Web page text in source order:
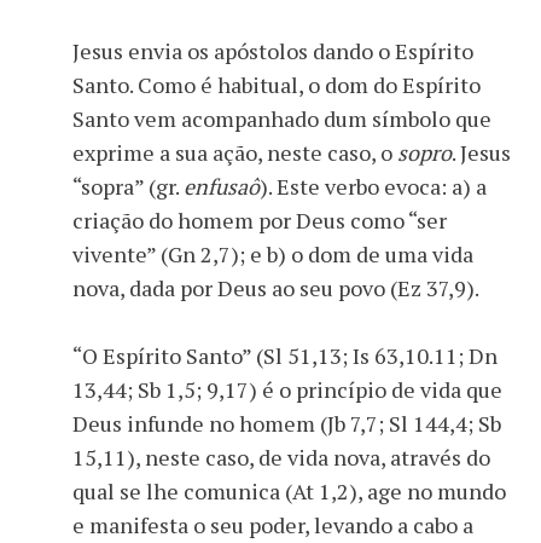
Jesus envia os apóstolos dando o Espírito
Santo. Como é habitual, o dom do Espírito
Santo vem acompanhado dum símbolo que
exprime a sua ação, neste caso, o sopro. Jesus
“sopra” (gr. enfusaô). Este verbo evoca: a) a
criação do homem por Deus como “ser
vivente” (Gn 2,7); e b) o dom de uma vida
nova, dada por Deus ao seu povo (Ez 37,9).
“O Espírito Santo” (Sl 51,13; Is 63,10.11; Dn
13,44; Sb 1,5; 9,17) é o princípio de vida que
Deus infunde no homem (Jb 7,7; Sl 144,4; Sb
15,11), neste caso, de vida nova, através do
qual se lhe comunica (At 1,2), age no mundo
e manifesta o seu poder, levando a cabo a